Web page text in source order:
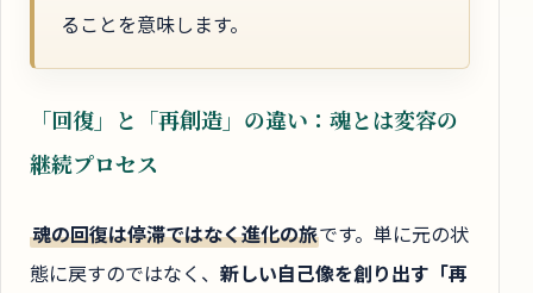
ることを意味します。
「回復」と「再創造」の違い：魂とは変容の
継続プロセス
魂の回復は停滞ではなく進化の旅です。単に元の状
態に戻すのではなく、 新しい自己像を創り出す「再